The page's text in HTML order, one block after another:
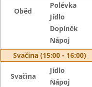
Oběd
Polévka
Jídlo
Doplněk
Nápoj
Svačina (15:00 - 16:00)
Svačina
Jídlo
Nápoj